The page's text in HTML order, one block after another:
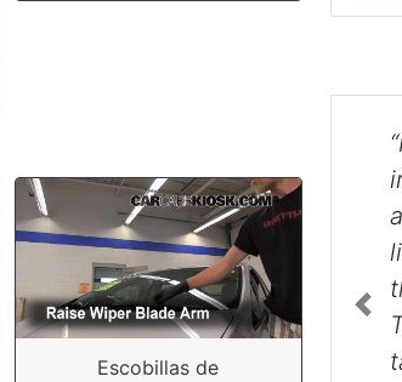
Escobillas de
impreza outback sport
and I looked at several
links before I found one
that actually helped me!
Thank you soo.... much
taking the time to do this